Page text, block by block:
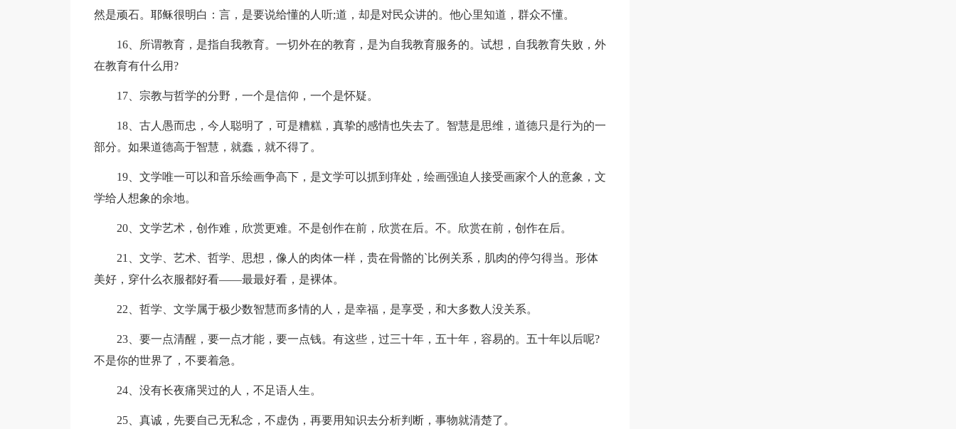
然是顽石。耶稣很明白：言，是要说给懂的人听;道，却是对民众讲的。他心里知道，群众不懂。
16、所谓教育，是指自我教育。一切外在的教育，是为自我教育服务的。试想，自我教育失败，外
在教育有什么用?
17、宗教与哲学的分野，一个是信仰，一个是怀疑。
18、古人愚而忠，今人聪明了，可是糟糕，真挚的感情也失去了。智慧是思维，道德只是行为的一
部分。如果道德高于智慧，就蠢，就不得了。
19、文学唯一可以和音乐绘画争高下，是文学可以抓到痒处，绘画强迫人接受画家个人的意象，文
学给人想象的余地。
20、文学艺术，创作难，欣赏更难。不是创作在前，欣赏在后。不。欣赏在前，创作在后。
21、文学、艺术、哲学、思想，像人的肉体一样，贵在骨骼的`比例关系，肌肉的停匀得当。形体
美好，穿什么衣服都好看——最最好看，是裸体。
22、哲学、文学属于极少数智慧而多情的人，是幸福，是享受，和大多数人没关系。
23、要一点清醒，要一点才能，要一点钱。有这些，过三十年，五十年，容易的。五十年以后呢?
不是你的世界了，不要着急。
24、没有长夜痛哭过的人，不足语人生。
25、真诚，先要自己无私念，不虚伪，再要用知识去分析判断，事物就清楚了。